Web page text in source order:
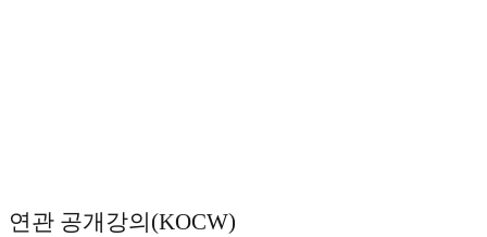
연관 공개강의(KOCW)